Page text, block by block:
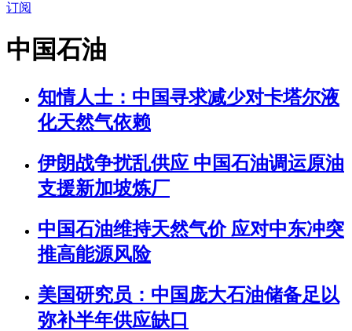
订阅
中国石油
知情人士：中国寻求减少对卡塔尔液
化天然气依赖
伊朗战争扰乱供应 中国石油调运原油
支援新加坡炼厂
中国石油维持天然气价 应对中东冲突
推高能源风险
美国研究员：中国庞大石油储备足以
弥补半年供应缺口